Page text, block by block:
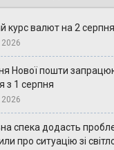
курс валют на 2
Нової пошти
з 1 серпня
спека додасть
про ситуацію зі